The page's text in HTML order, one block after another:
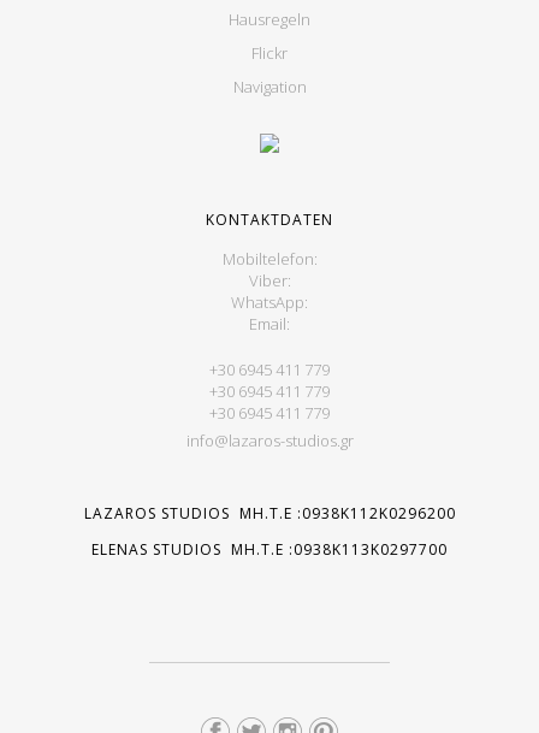
Hausregeln
Flickr
Navigation
KONTAKTDATEN
Mobiltelefon:
Viber:
WhatsApp:
Email:
+30 6945 411 779
+30 6945 411 779
+30 6945 411 779
info@lazaros-studios.gr
LAZAROS STUDIOS MH.T.E :0938K112K0296200
ELENAS STUDIOS MH.T.E :0938K113K0297700